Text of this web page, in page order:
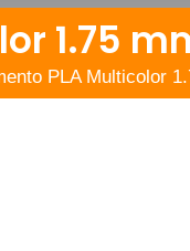
1.75
PLA Multicolor